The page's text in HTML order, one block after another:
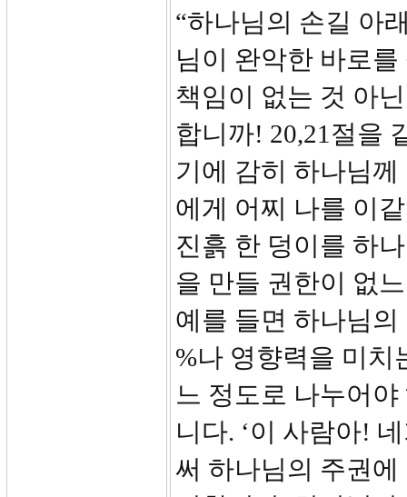
“하나님의 손길 아
님이 완악한 바로
책임이 없는 것 아
합니까! 20,21절을
기에 감히 하나님
에게 어찌 나를 이
진흙 한 덩이를 하
을 만들 권한이 없
예를 들면 하나님
%나 영향력을 미치
느 정도로 나누어
니다. ‘이 사람아!
써 하나님의 주권